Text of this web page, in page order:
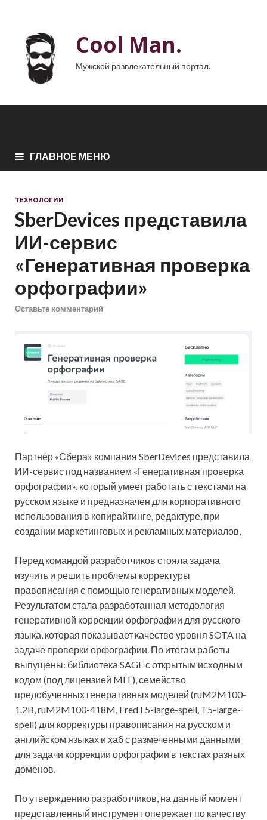
Cool Man.
Мужской развлекательный портал.
ГЛАВНОЕ МЕНЮ
ТЕХНОЛОГИИ
SberDevices представила
ИИ-сервис
«Генеративная проверка
орфографии»
Оставьте комментарий
Партнёр «Сбера» компания SberDevices представила
ИИ-сервис под названием «Генеративная проверка
орфографии», который умеет работать с текстами на
русском языке и предназначен для корпоративного
использования в копирайтинге, редактуре, при
создании маркетинговых и рекламных материалов,
Перед командой разработчиков стояла задача
изучить и решить проблемы корректуры
правописания с помощью генеративных моделей.
Результатом стала разработанная методология
генеративной коррекции орфографии для русского
языка, которая показывает качество уровня SOTA на
задаче проверки орфографии. По итогам работы
выпущены: библиотека SAGE с открытым исходным
кодом (под лицензией MIT), семейство
предобученных генеративных моделей (ruM2M100-
1.2B, ruM2M100-418M, FredT5-large-spell, T5-large-
spell) для корректуры правописания на русском и
английском языках и хаб с размеченными данными
для задачи коррекции орфографии в текстах разных
доменов.
По утверждению разработчиков, на данный момент
представленный инструмент опережает по качеству